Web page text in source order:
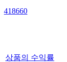
418660
상품의 수익률